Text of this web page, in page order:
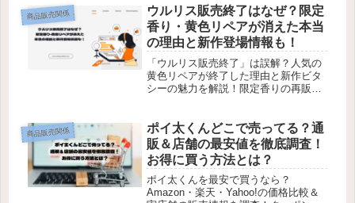
商品販売関係
ウルリス販売終了はなぜ？限定
香り・黄色リペアが消えた本当
の理由と新作登場情報も！
「ウルリス販売終了」は誤解？人気の
黄色リペアが終了した理由と新作ビタ
シーの魅力を解説！限定香りの再販情
商品販売関係
ポイ太くんどこで売ってる？通
販＆店舗の最安値を徹底調査！
お得に買う方法とは？
ポイ太くんを最安で買うなら？
Amazon・楽天・Yahoo!の価格比較＆